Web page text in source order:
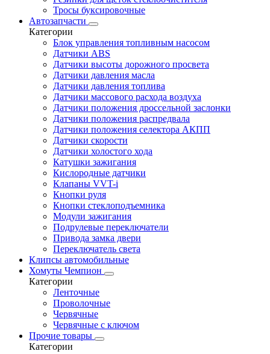
Тросы буксировочные
Автозапчасти
Категории
Блок управления топливным насосом
Датчики ABS
Датчики высоты дорожного просвета
Датчики давления масла
Датчики давления топлива
Датчики массового расхода воздуха
Датчики положения дроссельной заслонки
Датчики положения распредвала
Датчики положения селектора АКПП
Датчики скорости
Датчики холостого хода
Катушки зажигания
Кислородные датчики
Клапаны VVT-i
Кнопки руля
Кнопки стеклоподъемника
Модули зажигания
Подрулевые переключатели
Привода замка двери
Переключатель света
Клипсы автомобильные
Хомуты Чемпион
Категории
Ленточные
Проволочные
Червячные
Червячные с ключом
Прочие товары
Категории